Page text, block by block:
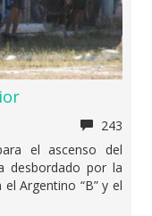
243
el ascenso del
desbordado por la
Argentino “B” y el